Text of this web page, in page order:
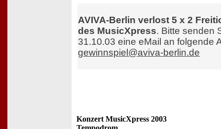
AVIVA-Berlin verlost 5 x 2
des MusicXpress. Bitte senden
31.10.03 eine eMail an folgende
gewinnspiel@aviva-berlin.de
Konzert MusicXpress 2003